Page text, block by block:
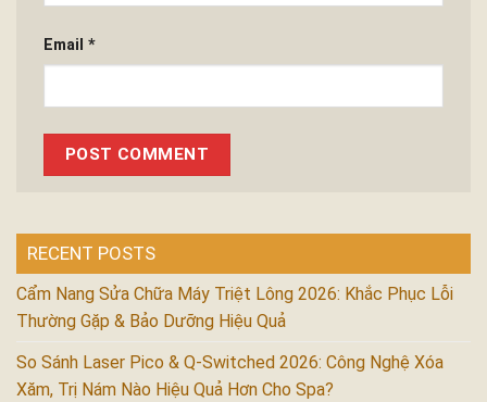
Email *
RECENT POSTS
Cẩm Nang Sửa Chữa Máy Triệt Lông 2026: Khắc Phục Lỗi
Thường Gặp & Bảo Dưỡng Hiệu Quả
So Sánh Laser Pico & Q-Switched 2026: Công Nghệ Xóa
Xăm, Trị Nám Nào Hiệu Quả Hơn Cho Spa?